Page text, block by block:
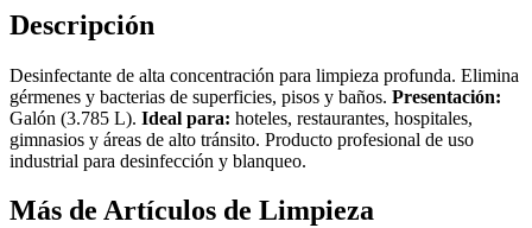
Descripción
Desinfectante de alta concentración para limpieza profunda. Elimina
gérmenes y bacterias de superficies, pisos y baños. Presentación:
Galón (3.785 L). Ideal para: hoteles, restaurantes, hospitales,
gimnasios y áreas de alto tránsito. Producto profesional de uso
industrial para desinfección y blanqueo.
Más de Artículos de Limpieza